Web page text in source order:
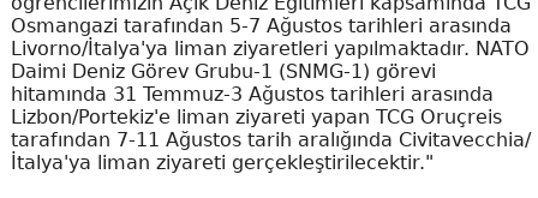
Osmangazi tarafından 5-7 Ağustos tarihleri arasında
Livorno/İtalya'ya liman ziyaretleri yapılmaktadır. NATO
Daimi Deniz Görev Grubu-1 (SNMG-1) görevi
hitamında 31 Temmuz-3 Ağustos tarihleri arasında
Lizbon/Portekiz'e liman ziyareti yapan TCG Oruçreis
tarafından 7-11 Ağustos tarih aralığında Civitavecchia/
İtalya'ya liman ziyareti gerçekleştirilecektir."